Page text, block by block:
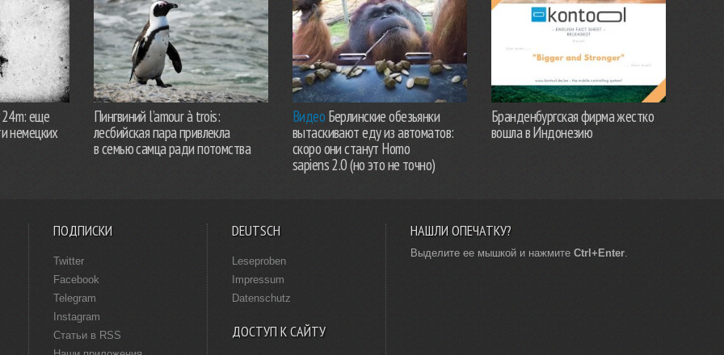
еще
немецких
Пингвиний l’amour à trois:
лесбийская пара привлекла
в семью самца ради потомства
Видео Берлинские обезьянки
вытаскивают еду из автоматов:
скоро они станут Homo
sapiens 2.0 (но это не точно)
Бранденбургская фирма жестко
вошла в Индонезию
ПОДПИСКИ
Twitter
Facebook
Telegram
Instagram
Статьи в RSS
DEUTSCH
Leseproben
Impressum
Datenschutz
ДОСТУП К САЙТУ
НАШЛИ ОПЕЧАТКУ?
Выделите ее мышкой и нажмите Ctrl+Enter